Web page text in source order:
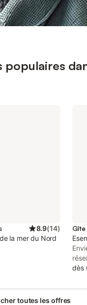
populaires
8.9(14)
la mer du Nord
dès
toutes les offres